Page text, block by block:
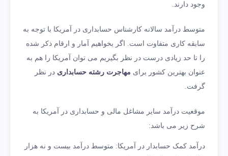
وجود دارند.
متوسط درآمد سالانه کارشناس حسابداری در آمریکا با توجه به
سابقه کاری متفاوت است. اگر بخواهیم آمار و ارقام ذکر شده
را تا حد زیادی درست در نظر بگیریم می توان آمریکا را هم به
عنوان بهترین کشور برای مهاجرت رشته حسابداری در نظر
گرفت.
موقعیت درآمد سایر مشاغل مالی و حسابداری در آمریکا به
شرح زیر می باشد:
درآمد کمک حسابدار در آمریکا: متوسط درآمد بیست و نه هزار